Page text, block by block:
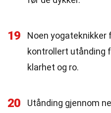
19
Noen yogateknikker
kontrollert utånding
klarhet og ro.
20
Utånding gjennom